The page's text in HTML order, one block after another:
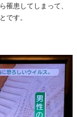
患してしまって、
です。